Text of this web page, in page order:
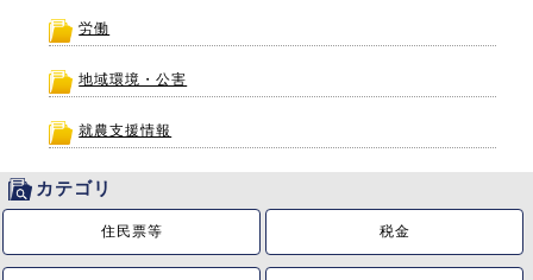
労働
地域環境・公害
就農支援情報
カテゴリ
住民票等 税金